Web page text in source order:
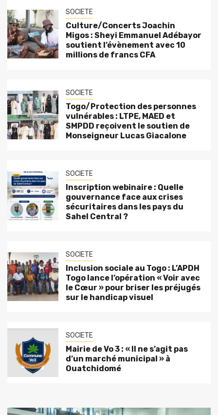
SOCIETE
Culture/Concerts Joachin
Migos : Sheyi Emmanuel Adébayor
soutient l’évènement avec 10
millions de francs CFA
SOCIETE
Togo/Protection des personnes
vulnérables : LTPE, MAED et
SMPDD reçoivent le soutien de
Monseigneur Lucas Giacalone
SOCIETE
Inscription webinaire : Quelle
gouvernance face aux crises
sécuritaires dans les pays du
Sahel Central ?
SOCIETE
Inclusion sociale au Togo : L’APDH
Togo lance l’opération « Voir avec
le Cœur » pour briser les préjugés
sur le handicap visuel
SOCIETE
Mairie de Vo 3 : « Il ne s’agit pas
d’un marché municipal » à
Ouatchidomé